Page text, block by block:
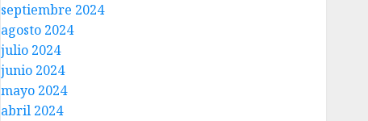
septiembre 2024
agosto 2024
julio 2024
junio 2024
mayo 2024
abril 2024